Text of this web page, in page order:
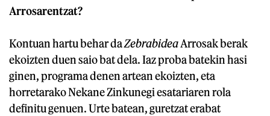
Arrosarentzat?
Kontuan hartu behar daZebrabideaArrosak berak
ekoizten duen saio bat dela. Iaz proba batekin hasi
ginen, programa denen artean ekoizten, eta
horretarako Nekane Zinkunegi esatariaren rola
definitu genuen. Urte batean, guretzat erabat